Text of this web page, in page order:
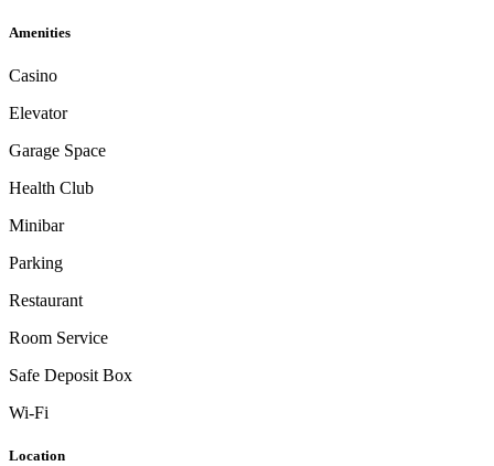
Amenities
Casino
Elevator
Garage Space
Health Club
Minibar
Parking
Restaurant
Room Service
Safe Deposit Box
Wi-Fi
Location